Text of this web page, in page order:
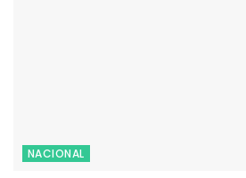
NACIONAL